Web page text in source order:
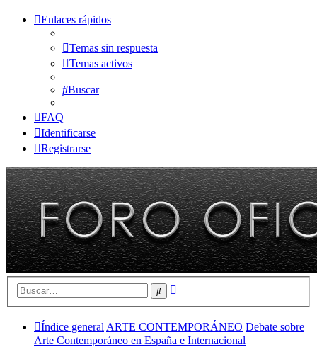
Enlaces rápidos
Temas sin respuesta
Temas activos
Buscar
FAQ
Identificarse
Registrarse
Buscar
Índice general ARTE CONTEMPORÁNEO Debate sobre
Arte Contemporáneo en España e Internacional